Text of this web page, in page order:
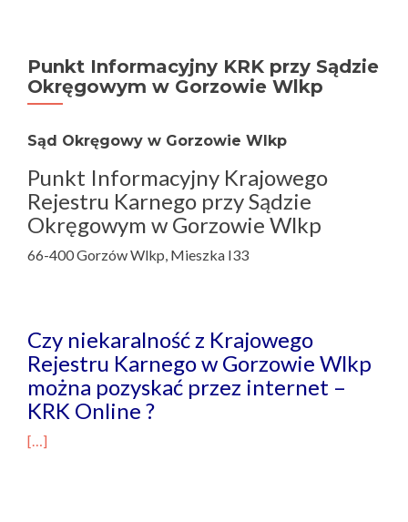
Punkt Informacyjny KRK przy Sądzie
Okręgowym w Gorzowie Wlkp
Sąd Okręgowy w Gorzowie Wlkp
Punkt Informacyjny Krajowego
Rejestru Karnego przy Sądzie
Okręgowym w Gorzowie Wlkp
66-400 Gorzów Wlkp, Mieszka I33
Czy niekaralność z Krajowego
Rejestru Karnego w Gorzowie Wlkp
można pozyskać przez internet –
KRK Online ?
[…]